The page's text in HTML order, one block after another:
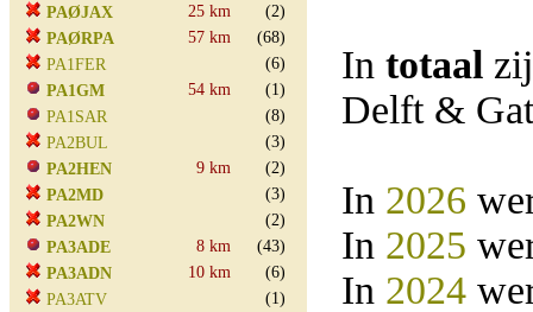
PAØJAX
25 km
(2)
PAØRPA
57 km
(68)
PA1FER
(6)
PA1GM
54 km
(1)
PA1SAR
(8)
PA2BUL
(3)
PA2HEN
9 km
(2)
PA2MD
(3)
PA2WN
(2)
PA3ADE
8 km
(43)
PA3ADN
10 km
(6)
PA3ATV
(1)
In totaal
Delft &
In 2026
In 2025
In 2024